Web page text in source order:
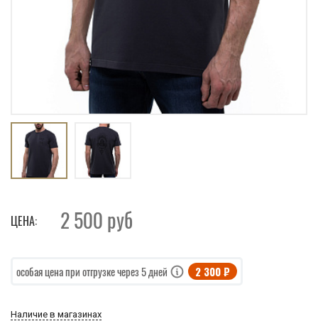
ЦЕНА: 2 500 руб
особая цена при отгрузке через 5 дней 2 300 ₽
Наличие в магазинах